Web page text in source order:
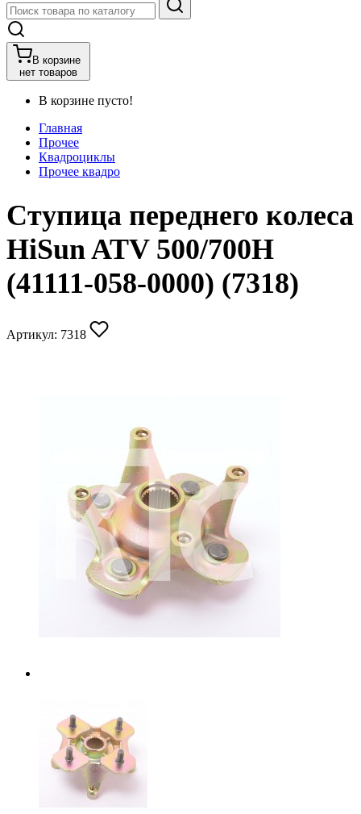
В корзине
нет товаров
В корзине пусто!
Главная
Прочее
Квадроциклы
Прочее квадро
Ступица переднего колеса
HiSun ATV 500/700H
(41111-058-0000) (7318)
Артикул: 7318